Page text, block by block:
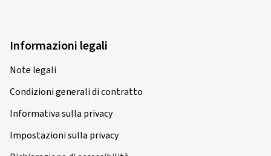
Informazioni legali
Note legali
Condizioni generali di contratto
Informativa sulla privacy
Impostazioni sulla privacy